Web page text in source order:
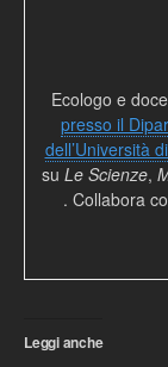
Ecologo e
presso il
dell’Università
su Le Scienze,
. Collabora
Leggi anche